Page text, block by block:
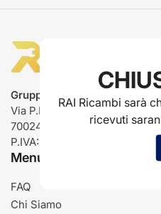
Gruppo Rai ricambi
Via P.L. Nervi, 66
70024 Gravina in Puglia (BA)
P.IVA: IT03485840726
Menu
FAQ
Chi Siamo
RAI Ricambi sarà
ricevuti